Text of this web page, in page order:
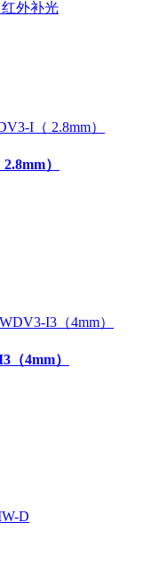
外补光
）
（4mm）